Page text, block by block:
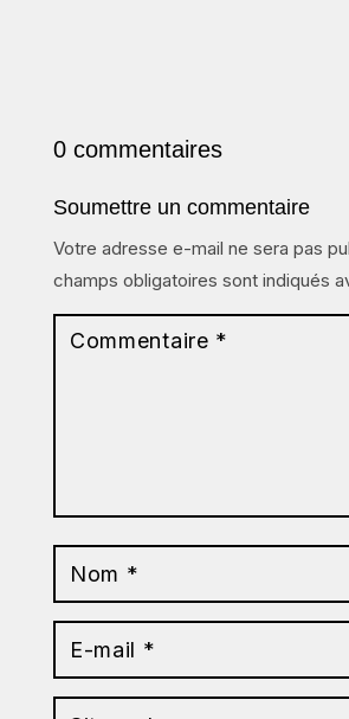
0 commentaires
Soumettre un commentaire
Votre adresse e-mail ne sera pas
champs obligatoires sont indiqués